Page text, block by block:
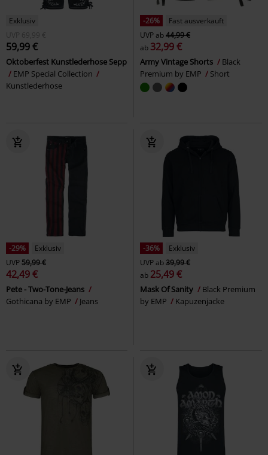
Exklusiv
UVP
69,99 €
59,99 €
Oktoberfest Kunstlederhose Sepp
EMP Special Collection
Kunstlederhose
-26%
Fast ausverkauft
UVPab44,99 €
ab 32,99 €
Army Vintage Shorts
Black
Premium by EMP
Short
-29%
Exklusiv
UVP59,99 €
42,49 €
Pete - Two-Tone-Jeans
Gothicana by EMP
Jeans
-36%
Exklusiv
UVPab39,99 €
ab 25,49 €
Mask Of Sanity
Black Premium
by EMP
Kapuzenjacke